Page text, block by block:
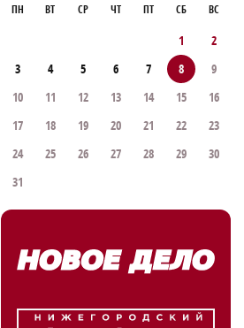
ПН ВТ СР ЧТ ПТ СБ ВС
1
2
3
4 5 6 7 8
9
10
11 12 13 14 15
16
17
18 19 20 21 22
23
24
25 26 27 28 29
30
31